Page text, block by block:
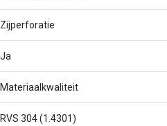
Zijperforatie
Ja
Materiaalkwaliteit
RVS 304 (1.4301)